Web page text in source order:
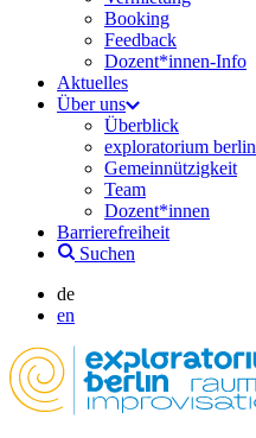
Booking
Feedback
Dozent*innen-Info
Aktuelles
Über uns
Überblick
exploratorium berlin
Gemeinnützigkeit
Team
Dozent*innen
Barrierefreiheit
Suchen
de
en